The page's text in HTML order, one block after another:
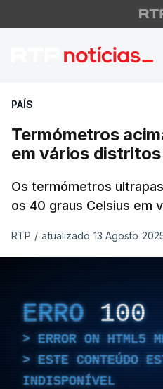
PAÍS
Termómetros
em vários distritos
Os termómetros
os 40 graus Celsius em
RTP / atualizado 13 Agosto
ERRO 100
ERROR ON HTML5
ESTE CONTEÚDO
INDISPONÍVEL